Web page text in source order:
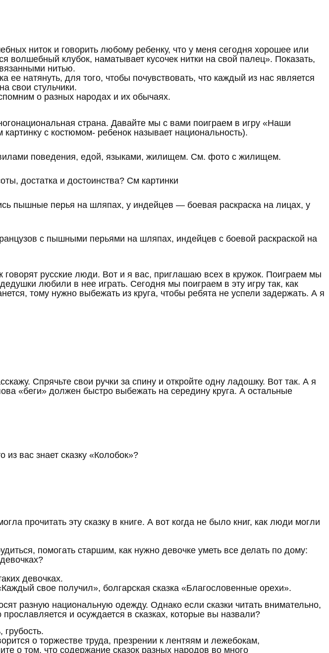
ниток и говорить любому ребенку, что у меня сегодня хорошее или
волшебный клубок, наматывает кусочек нитки на свой палец». Показать,
нитью.
натянуть, для того, чтобы почувствовать, что каждый из нас является
свои стульчики.
о разных народах и их обычаях.
страна. Давайте мы с вами поиграем в игру «Наши
с костюмом- ребенок называет национальность).
поведения, едой, языками, жилищем. См. фото с жилищем.
достатка и достоинства? См картинки
пышные перья на шляпах, у индейцев — боевая раскраска на лицах, у
с пышными перьями на шляпах, индейцев с боевой раскраской на
русские люди. Вот и я вас, приглашаю всех в кружок. Поиграем мы
любили в нее играть. Сегодня мы поиграем в эту игру так, как
тому нужно выбежать из круга, чтобы ребята не успели задержать. А я
Спрячьте свои ручки за спину и откройте одну ладошку. Вот так. А я
«беги» должен быстро выбежать на середину круга. А остальные
вас знает сказку «Колобок»?
прочитать эту сказку в книге. А вот когда не было книг, как люди могли
помогать старшим, как нужно девочке уметь все делать по дому:
девочках.
свое получил», болгарская сказка «Благословенные орехи».
разную национальную одежду. Однако если сказки читать внимательно,
и осуждается в сказках, которые вы назвали?
о торжестве труда, презрении к лентяям и лежебокам,
о том, что содержание сказок разных народов во много